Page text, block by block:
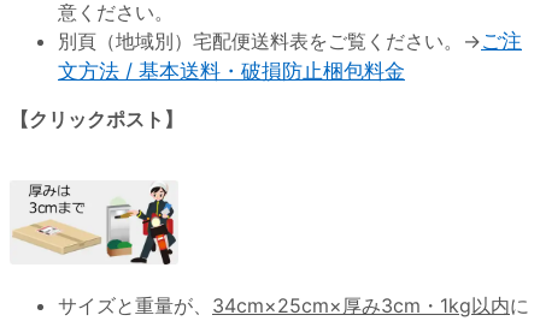
意ください。
別頁（地域別）宅配便送料表をご覧ください。→ご注
文方法 / 基本送料・破損防止梱包料金
【クリックポスト】
サイズと重量が、 34cm×25cm×厚み3cm・1kg以内に